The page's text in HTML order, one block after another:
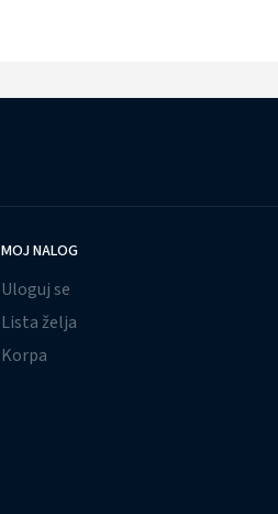
MOJ NALOG
Uloguj se
Lista želja
Korpa